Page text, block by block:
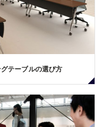
テーブルの選び方